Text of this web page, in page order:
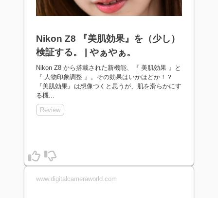
Nikon Z8 『美肌効果』を（少し）
検証する。 | やぁやぁ。
Nikon Z8 から搭載された新機能、『 美肌効果 』と
『 人物印象調整 』。その効果はいかほどか！？
『美肌効果』は想像つくと思うが、肌を滑らかにす
る機...
Review
www.digitalcameraworld.com